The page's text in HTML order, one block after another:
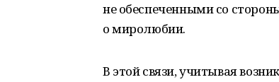
не обеспеченными со
о миролюбии.
В этой связи, учитывая